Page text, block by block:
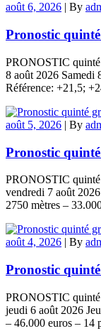
août 6, 2026 | By
Pronostic
PRONOSTIC
8 août 2026 Samedi
Référence: +21,5;
août 5, 2026 | By
Pronostic
PRONOSTIC
vendredi 7 août
2750 mètres –
août 4, 2026 | By
Pronostic
PRONOSTIC
jeudi 6 août 2026
– 46.000 euros – 14